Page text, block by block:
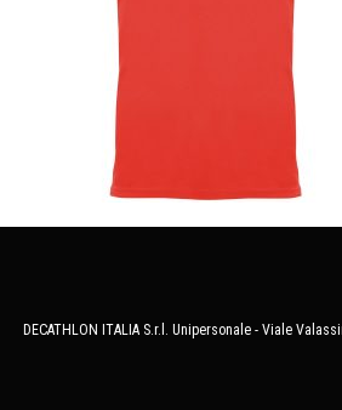
DECATHLON ITALIA S.r.l. Unipersonale - Viale